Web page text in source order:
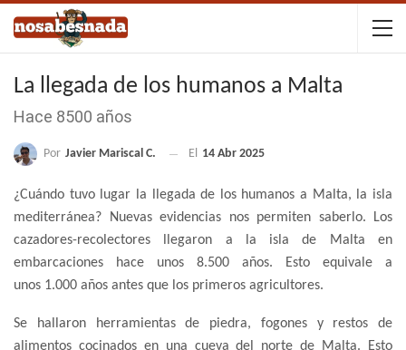
La llegada de los humanos a Malta
Hace 8500 años
Por Javier Mariscal C. El 14 Abr 2025
¿Cuándo tuvo lugar la llegada de los humanos a Malta, la isla
mediterránea? Nuevas evidencias nos permiten saberlo. Los
cazadores-recolectores llegaron a la isla de Malta en
embarcaciones hace unos 8.500 años. Esto equivale a
unos 1.000 años antes que los primeros agricultores.
Se hallaron herramientas de piedra, fogones y restos de
alimentos cocinados en una cueva del norte de Malta. Esto